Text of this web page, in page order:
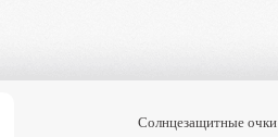
Солнцезащитные очки